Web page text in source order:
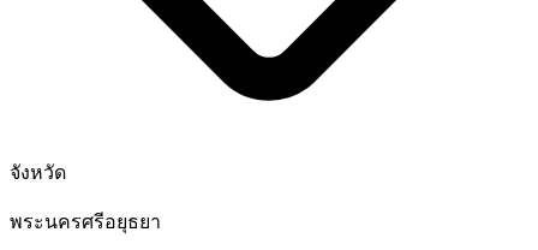
จังหวัด
พระนครศรีอยุธยา